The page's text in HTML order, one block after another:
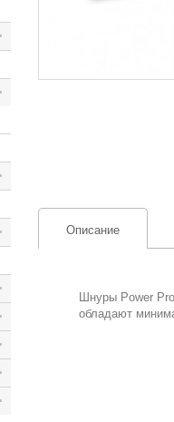
Описание
Шнуры Power
обладают